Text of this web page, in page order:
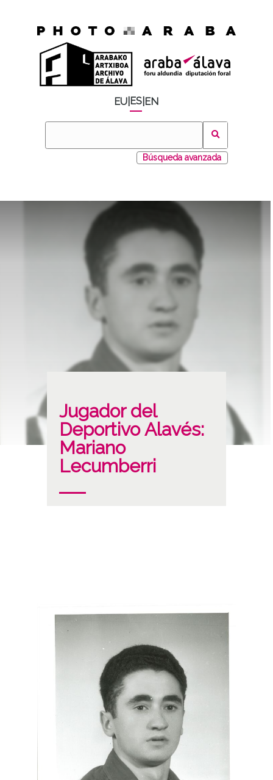
EU ES EN
Búsqueda avanzada
Jugador del
Deportivo Alavés:
Mariano
Lecumberri